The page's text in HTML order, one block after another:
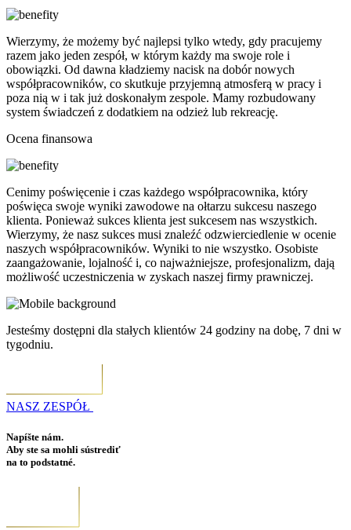
Wierzymy, że możemy być najlepsi tylko wtedy, gdy pracujemy
razem jako jeden zespół, w którym każdy ma swoje role i
obowiązki. Od dawna kładziemy nacisk na dobór nowych
współpracowników, co skutkuje przyjemną atmosferą w pracy i
poza nią w i tak już doskonałym zespole. Mamy rozbudowany
system świadczeń z dodatkiem na odzież lub rekreację.
Ocena finansowa
Cenimy poświęcenie i czas każdego współpracownika, który
poświęca swoje wyniki zawodowe na ołtarzu sukcesu naszego
klienta. Ponieważ sukces klienta jest sukcesem nas wszystkich.
Wierzymy, że nasz sukces musi znaleźć odzwierciedlenie w ocenie
naszych współpracowników. Wyniki to nie wszystko. Osobiste
zaangażowanie, lojalność i, co najważniejsze, profesjonalizm, dają
możliwość uczestniczenia w zyskach naszej firmy prawniczej.
Jesteśmy dostępni dla stałych klientów 24 godziny na dobę, 7 dni w
tygodniu.
NASZ ZESPÓŁ
Napíšte nám.
Aby ste sa mohli sústrediť
na to podstatné.